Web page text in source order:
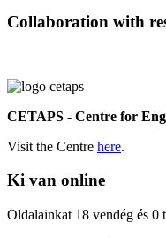
Collaboration with
CETAPS - Centre for
Visit the Centre here.
Ki van online
Oldalainkat 18 vendég és 0